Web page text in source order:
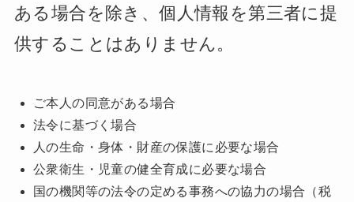
ある場合を除き、個人情報を第三者に提
供することはありません。
ご本人の同意がある場合
法令に基づく場合
人の生命・身体・財産の保護に必要な場合
公衆衛生・児童の健全育成に必要な場合
国の機関等の法令の定める事務への協力の場合（税